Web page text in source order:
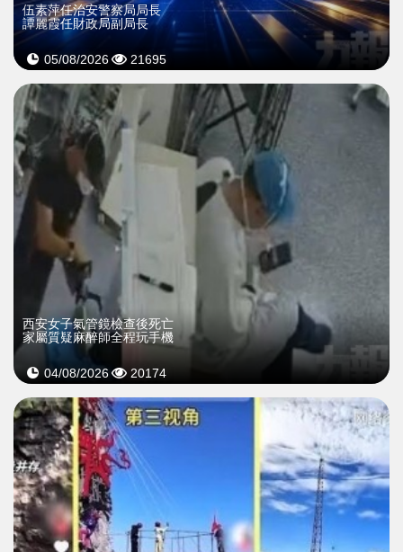
伍素萍任治安警察局局長
譚麗霞任財政局副局長
05/08/2026 21695
西安女子氣管鏡檢查後死亡
家屬質疑麻醉師全程玩手機
04/08/2026 20174